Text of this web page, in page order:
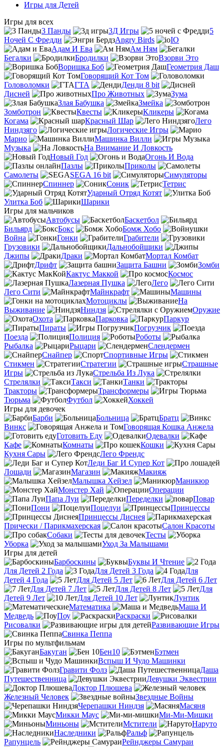
Игры для Детей
Игры для всех
3 Панды
3Д Игры
5
Ночей С Фредди
Angry Birds
IO
Адам И Ева
Ам Ням
Бегалки
Бродилки
Взорви Это
Воришка Боб
Геометрия Даш
Говорящий Кот Том
Головоломки
ГТА
Денди 8 bit
Дисней
Про Животных
Зума
Злая Бабушка
Змейка
Зомботрон
Квесты
Кликеры
Когама
Красный Шар
Лего
Ниндзяго
Логические Игры
Марио
Машинка Вилли
Музыка
На Внимание И Ловкость
Новый Год
Огонь И Вода
Пазлы
Приколы
Самолеты
SEGA 16 bit
Симуляторы
Спиннер
Соник
Тетрис
Ударный Отряд Котят
Улитка Боб
Шарики
Игры для мальчиков
Автобусы
Баскетбол
Бильярд
Бокс
Бомж Хобо
Война
Гонки
Грабители
Грузовики
Дальнобойщики
Джипы
Драки
Мортал Комбат
Дрифт
Защита Башни
Зомби
Кактус Маккой
Космос
Лазерная Пушка
Лего
Лего Сити
Майнкрафт
Машины
Мотоциклы
На
Выживание
Ниндзя
Оружие
Охота
Парковка
Паркур
Пираты
Погрузчик
Поезда
Полиция
Роботы
Рыбалка
Рыцари
Слендермен
Снайпер
Спортивные Игры
Стикмен
Стратегии
Страшные
Игры
Стрельба Из Лука
Стрелялки
Такси
Танки
Тракторы
Трансформеры
Тюрьма
Футбол
Хоккей
Игры для девочек
Барби
Больница
Братц
Винкс
Говорящая Кошка Анжела
Готовить Еду
Одевалки
Кафе
Комнаты
Кошки
Кухня Сары
Лего Френдс
Леди Баг И Супер Кот
Лошади
Магазин
Макияж
Малышка Хейзел
Маникюр
Монстер Хай
Операции
Папа Луи
Переделки
Повар
Пони
Поцелуи
Принцессы
Принцессы Диснея
Прически / Парикмахерская
Салон Красоты
Собаки
Тесты
Уборка
Уход За Малышами
Игры для детей
Барбоскины
Буквы И Чтение
Для Детей 2 Года
Для Детей 3 Года
Для
Детей 4 Года
Для Детей 5 Лет
Для Детей 6 Лет
Для Детей 7 Лет
Для Детей 8 Лет
Для
Детей 9 Лет
Для Детей 10 Лет
Лунтик
Математика
Маша И
Медведь
Поу
Раскраски
Рисовалки
Развивающие Игры
Свинка Пеппа
Игры по мультфильмам
Бакуган
Бен10
Бэтмен
Вспыш И Чудо Машинки
Гравити Фолз
Даша
Путешественница
Девушки Эквестрии
Доктор Плюшева
Железный Человек
Звездные Войны
Черепашки Ниндзя
Масяня
Микки Маус
Ми-Ми-Мишки
Миньоны
Мстители
Наруто
Наследники
Ральф
Рапунцель
Рейнджеры Самураи